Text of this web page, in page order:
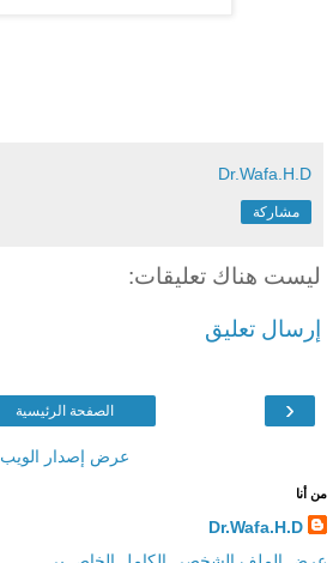
Dr.Wafa.H.D
مشاركة
ليست هناك تعليقات:
إرسال تعليق
‹ الصفحة الرئيسية
عرض إصدار الويب
من أنا
Dr.Wafa.H.D